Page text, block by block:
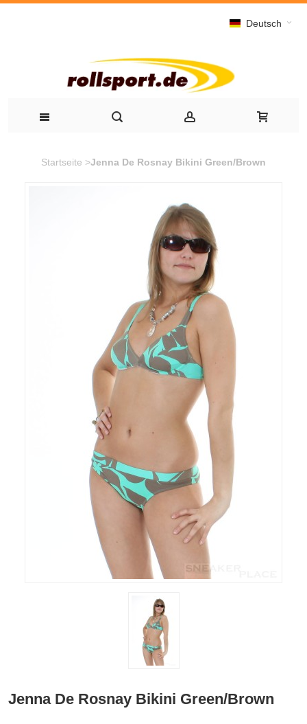
Deutsch
Startseite >Jenna De Rosnay Bikini Green/Brown
Jenna De Rosnay Bikini Green/Brown